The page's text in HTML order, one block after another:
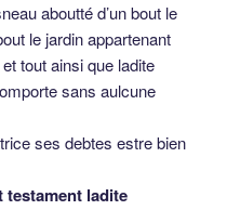
aboutté d’un bout le
le jardin appartenant
tout ainsi que ladite
sans aulcune
ses debtes estre bien
testament ladite